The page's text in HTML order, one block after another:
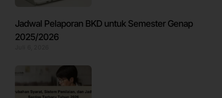
Jadwal Pelaporan BKD untuk Semester Genap
2025/2026